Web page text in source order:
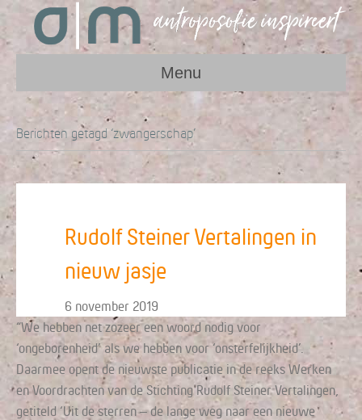
Menu
Berichten getagd ‘zwangerschap’
Rudolf Steiner Vertalingen in
nieuw jasje
6 november 2019
“We hebben net zozeer een woord nodig voor
‘ongeborenheid’ als we hebben voor ‘onsterfelijkheid’.
Daarmee opent de nieuwste publicatie in de reeks Werken
en Voordrachten van de Stichting Rudolf Steiner Vertalingen,
getiteld ‘Uit de sterren – de lange weg naar een nieuwe